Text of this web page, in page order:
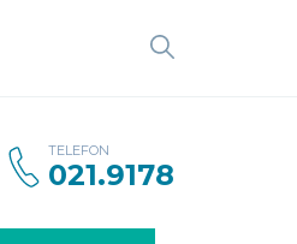
TELEFON
021.9178